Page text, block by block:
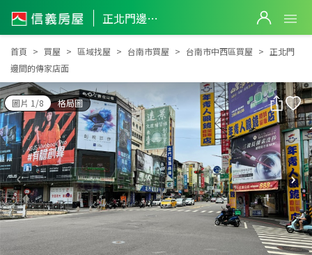
正北門邊間的傳家店面
正北門邊間的傳家店面
首頁 買屋 區域找屋 台南市買屋 台南市中西區買屋
正北門
邊間的傳家店面
圖片 1/8 格局圖